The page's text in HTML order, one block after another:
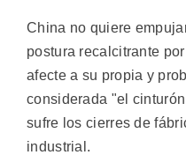
China no quiere
postura recalcitrante
afecte a su propia y
considerada "el
sufre los cierres de
industrial.